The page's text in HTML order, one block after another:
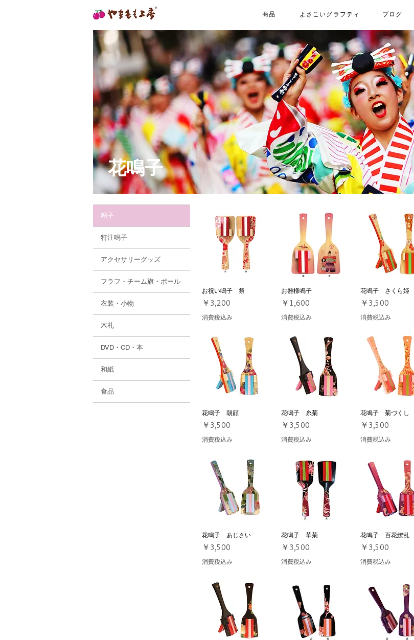
商品 よさこいグラフティ ブログ
花鳴子
鳴子
特注鳴子
アクセサリーグッズ
フラフ・チーム旗・ポール
衣装・小物
木札
DVD・CD・本
和紙
食品
クイックビュー
お祝い鳴子 祭
価格
￥3,200
消費税込み
クイックビュー
お雛様鳴子
価格
￥1,600
消費税込み
クイックビュ
花鳴子 さくら姫
価格
￥3,500
消費税込み
クイックビュー
花鳴子 朝顔
価格
￥3,500
消費税込み
クイックビュー
花鳴子 糸菊
価格
￥3,500
消費税込み
クイックビュ
花鳴子 菊づくし
価格
￥3,500
消費税込み
クイックビュー
花鳴子 あじさい
価格
￥3,500
消費税込み
クイックビュー
花鳴子 華菊
価格
￥3,500
消費税込み
クイックビュ
花鳴子 百花繚乱
価格
￥3,500
消費税込み